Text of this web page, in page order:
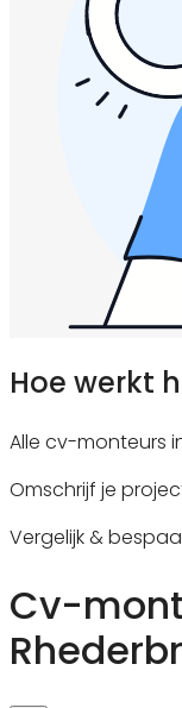
Hoe werkt
Alle cv-monteurs
Omschrijf je
Vergelijk &
Cv-